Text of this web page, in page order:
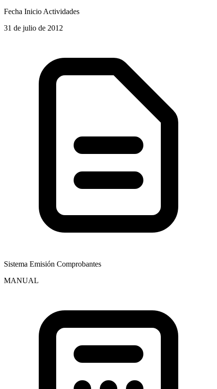
Fecha Inicio Actividades
31 de julio de 2012
Sistema Emisión Comprobantes
MANUAL